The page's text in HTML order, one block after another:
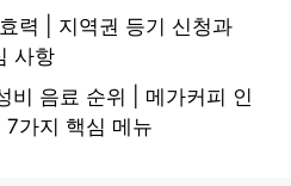
력 | 지역권 등기 신청과
사항
비 음료 순위 | 메가커피 인
7가지 핵심 메뉴